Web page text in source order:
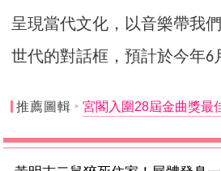
呈現當代文化，以音樂帶我
世代的對話框，預計於今年6
推薦圖輯 宮閣入圍28屆金曲獎最